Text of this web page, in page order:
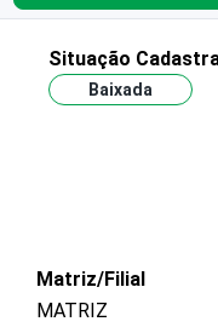
Situação
Baixada
Matriz/Filial
MATRIZ